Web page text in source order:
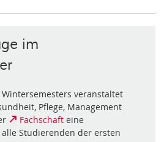
im
veranstaltet
Pflege, Management
Fachschaft eine
Studierenden der ersten